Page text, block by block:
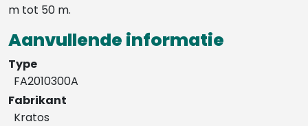
m tot 50 m.
Aanvullende informatie
Type
FA2010300A
Fabrikant
Kratos